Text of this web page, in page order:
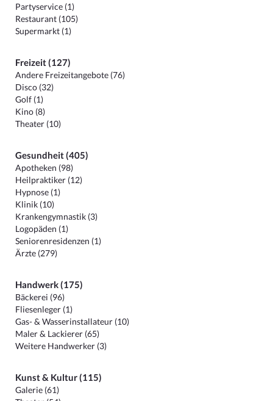
Partyservice (1)
Restaurant (105)
Supermarkt (1)
Freizeit (127)
Andere Freizeitangebote (76)
Disco (32)
Golf (1)
Kino (8)
Theater (10)
Gesundheit (405)
Apotheken (98)
Heilpraktiker (12)
Hypnose (1)
Klinik (10)
Krankengymnastik (3)
Logopäden (1)
Seniorenresidenzen (1)
Ärzte (279)
Handwerk (175)
Bäckerei (96)
Fliesenleger (1)
Gas- & Wasserinstallateur (10)
Maler & Lackierer (65)
Weitere Handwerker (3)
Kunst & Kultur (115)
Galerie (61)